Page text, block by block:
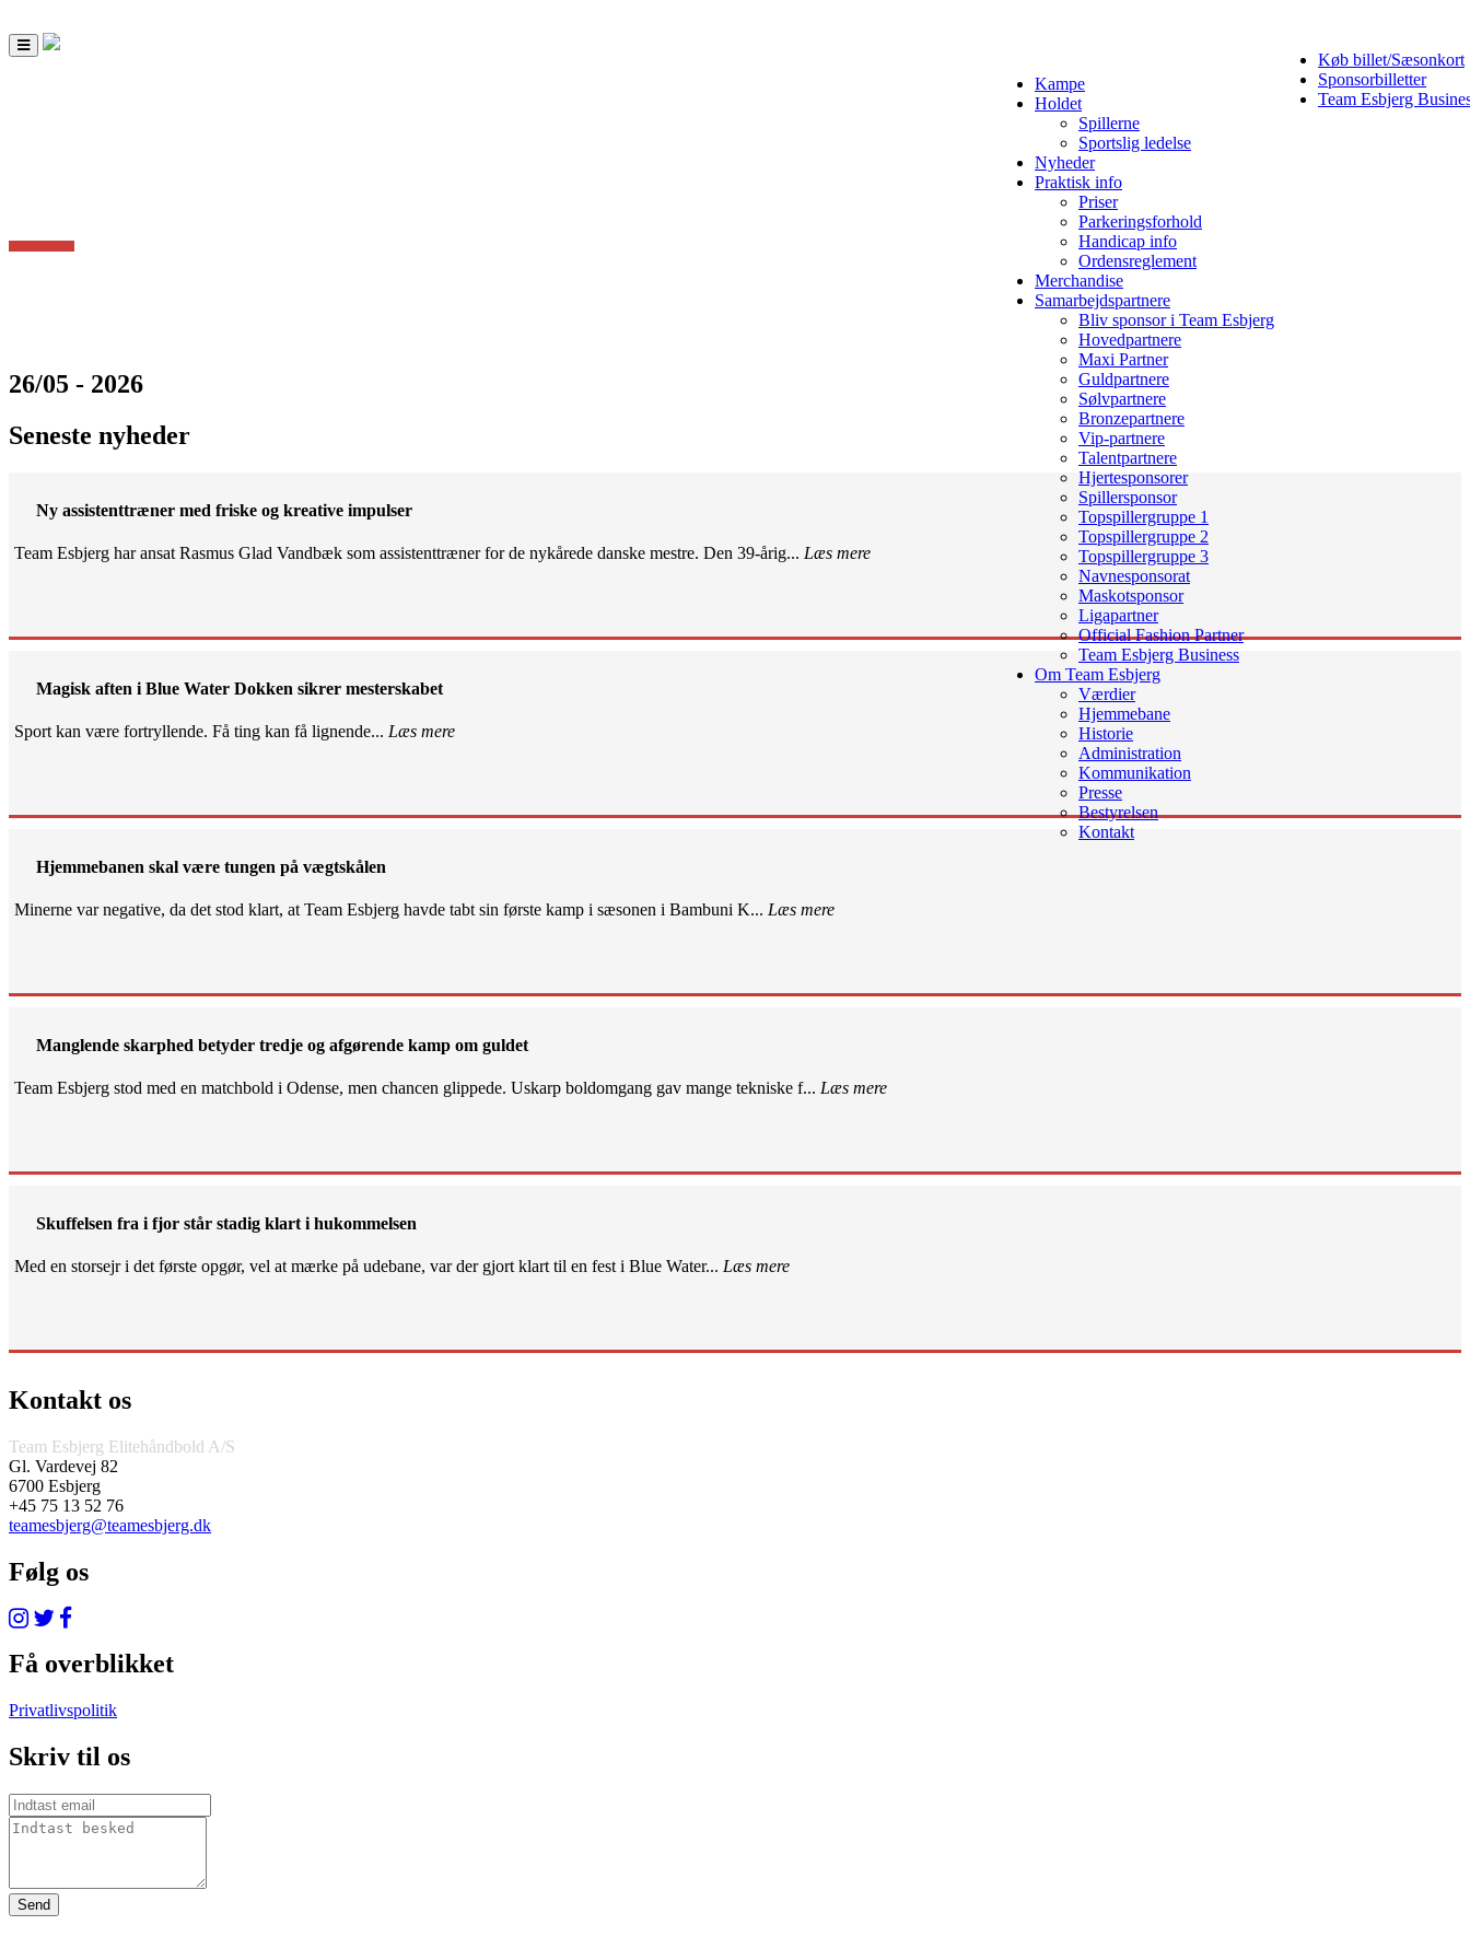
Køb billet/Sæsonkort
Sponsorbilletter
Team Esbjerg
Toggle
navigation
Kampe
Holdet
Spillerne
Sportslig ledelse
Nyheder
Praktisk info
Priser
Parkeringsforhold
Handicap info
Ordensreglement
Merchandise
Samarbejdspartnere
Bliv sponsor i Team Esbjerg
Hovedpartnere
Maxi Partner
Guldpartnere
Sølvpartnere
Bronzepartnere
Vip-partnere
Talentpartnere
Hjertesponsorer
Spillersponsor
Topspillergruppe 1
Topspillergruppe 2
Topspillergruppe 3
Navnesponsorat
Maskotsponsor
Ligapartner
Official Fashion Partner
Team Esbjerg Business
Om Team Esbjerg
Værdier
Hjemmebane
Historie
Administration
Kommunikation
Presse
Bestyrelsen
Kontakt
26/05 - 2026
Seneste nyheder
Ny assistenttræner med friske og kreative impulser
Team Esbjerg har ansat Rasmus Glad Vandbæk som assistenttræner for de nykårede danske mestre. Den 39-årig... Læs mere
Magisk aften i Blue Water Dokken sikrer mesterskabet
Sport kan være fortryllende. Få ting kan få lignende... Læs mere
Hjemmebanen skal være tungen på vægtskålen
Minerne var negative, da det stod klart, at Team Esbjerg havde tabt sin første kamp i sæsonen i Bambuni K... Læs mere
Manglende skarphed betyder tredje og afgørende kamp om guldet
Team Esbjerg stod med en matchbold i Odense, men chancen glippede. Uskarp boldomgang gav mange tekniske f... Læs mere
Skuffelsen fra i fjor står stadig klart i hukommelsen
Med en storsejr i det første opgør, vel at mærke på udebane, var der gjort klart til en fest i Blue Water... Læs mere
Kontakt os
Team Esbjerg Elitehåndbold A/S
Gl. Vardevej 82
6700 Esbjerg
+45 75 13 52 76
teamesbjerg@teamesbjerg.dk
Følg os
Få overblikket
Privatlivspolitik
Skriv til os